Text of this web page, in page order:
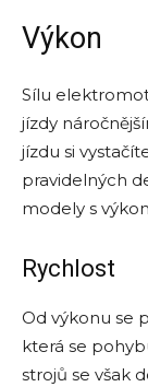
Výkon
Sílu
jízdy
jízdu si
pravidelných
modely s
Rychlost
Od výkonu se
která se
strojů se však